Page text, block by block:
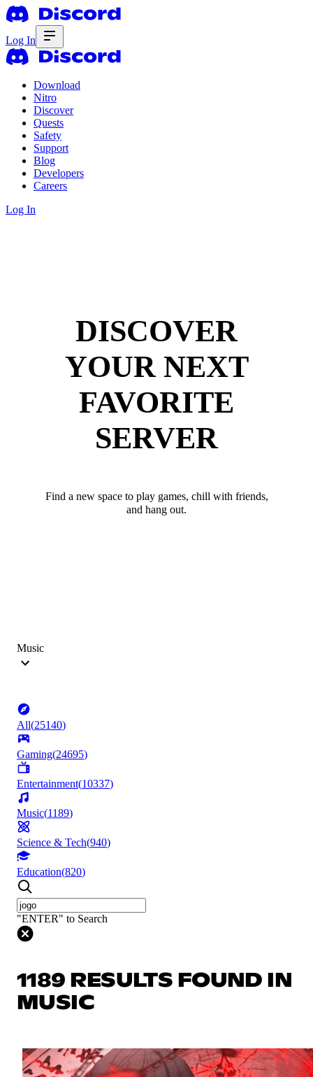
Log In
Download
Nitro
Discover
Quests
Safety
Support
Blog
Developers
Careers
Log In
DISCOVER
YOUR NEXT
FAVORITE
SERVER
Find a new space to play games, chill with friends,
and hang out.
Music
All(25140)
Gaming(24695)
Entertainment(10337)
Music(1189)
Science & Tech(940)
Education(820)
"ENTER" to Search
1189 RESULTS FOUND IN
MUSIC